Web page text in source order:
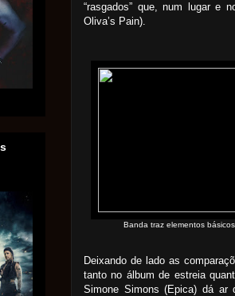
“rasgados” que, num lugar e
Oliva’s Pain).
Banda traz elementos
Deixando de lado as
tanto no álbum de estreia
Simone Simons (Epica) dá ar